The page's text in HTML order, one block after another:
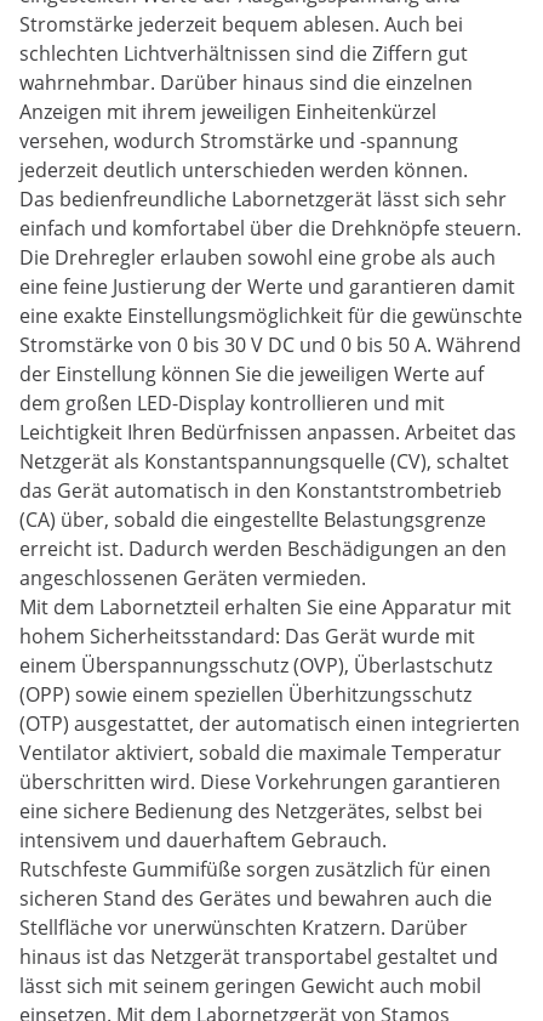
Stromstärke jederzeit bequem ablesen. Auch bei
schlechten Lichtverhältnissen sind die Ziffern gut
wahrnehmbar. Darüber hinaus sind die einzelnen
Anzeigen mit ihrem jeweiligen Einheitenkürzel
versehen, wodurch Stromstärke und -spannung
jederzeit deutlich unterschieden werden können.
Das bedienfreundliche Labornetzgerät lässt sich sehr
einfach und komfortabel über die Drehknöpfe steuern.
Die Drehregler erlauben sowohl eine grobe als auch
eine feine Justierung der Werte und garantieren damit
eine exakte Einstellungsmöglichkeit für die gewünschte
Stromstärke von 0 bis 30 V DC und 0 bis 50 A. Während
der Einstellung können Sie die jeweiligen Werte auf
dem großen LED-Display kontrollieren und mit
Leichtigkeit Ihren Bedürfnissen anpassen. Arbeitet das
Netzgerät als Konstantspannungsquelle (CV), schaltet
das Gerät automatisch in den Konstantstrombetrieb
(CA) über, sobald die eingestellte Belastungsgrenze
erreicht ist. Dadurch werden Beschädigungen an den
angeschlossenen Geräten vermieden.
Mit dem Labornetzteil erhalten Sie eine Apparatur mit
hohem Sicherheitsstandard: Das Gerät wurde mit
einem Überspannungsschutz (OVP), Überlastschutz
(OPP) sowie einem speziellen Überhitzungsschutz
(OTP) ausgestattet, der automatisch einen integrierten
Ventilator aktiviert, sobald die maximale Temperatur
überschritten wird. Diese Vorkehrungen garantieren
eine sichere Bedienung des Netzgerätes, selbst bei
intensivem und dauerhaftem Gebrauch.
Rutschfeste Gummifüße sorgen zusätzlich für einen
sicheren Stand des Gerätes und bewahren auch die
Stellfläche vor unerwünschten Kratzern. Darüber
hinaus ist das Netzgerät transportabel gestaltet und
lässt sich mit seinem geringen Gewicht auch mobil
einsetzen. Mit dem Labornetzgerät von Stamos